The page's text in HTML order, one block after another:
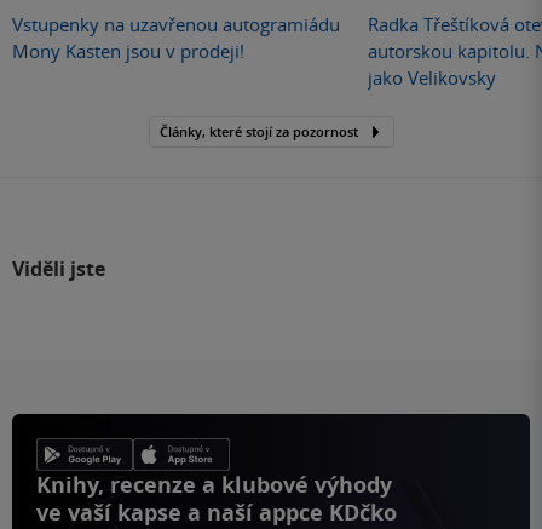
Vstupenky na uzavřenou autogramiádu
Mony Kasten jsou v prodeji!
Radka Třeštíková
autorskou kapitolu.
jako Velikovsky
Články, které stojí za pozornost
Viděli jste
Knihy, recenze a klubové výhody
ve vaší kapse a naší appce KDčko